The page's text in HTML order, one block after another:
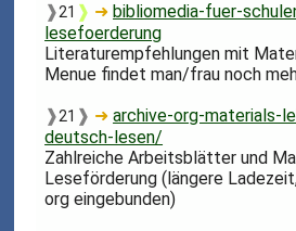
❱21 ❱ ➜bibliomedia-fuer-
lesefoerderung
Literaturempfehlungen mit
Menue findet man/frau noch
❱21 ❱ ➜archive-org-materials-
deutsch-lesen/
Zahlreiche Arbeitsblätter und
Leseförderung (längere
org eingebunden)